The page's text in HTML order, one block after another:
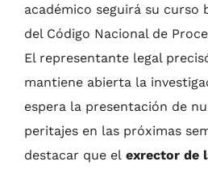
académico seguirá su curso
del Código Nacional de
El representante legal
mantiene abierta la
espera la presentación de
peritajes en las próximas
destacar que el exrector de